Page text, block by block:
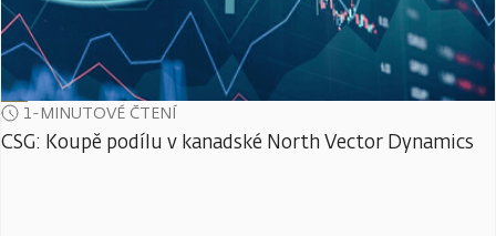
1-MINUTOVÉ ČTENÍ
CSG: Koupě podílu v kanadské North Vector Dynamics